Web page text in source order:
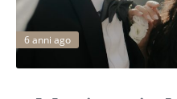
6 anni ago